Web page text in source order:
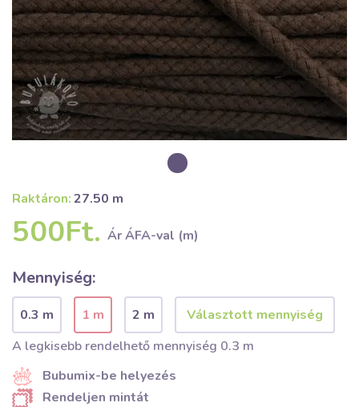
Raktáron:27.50 m
500Ft. Ár ÁFA-val (m)
Mennyiség:
0.3 m 1 m
2 m
A legkisebb rendelhető mennyiség 0.3 m
Bubumix-be helyezés
Rendeljen mintát